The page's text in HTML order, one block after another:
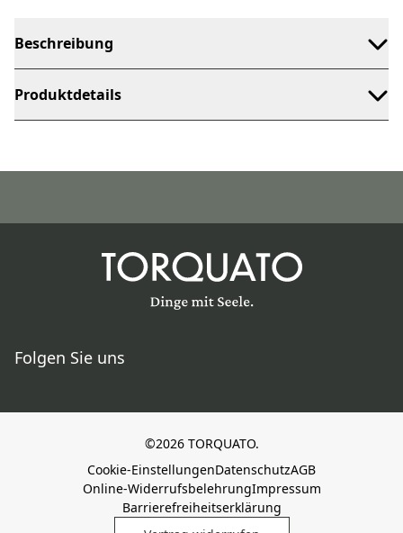
Beschreibung
Produktdetails
Folgen Sie uns
©2026 TORQUATO.
Cookie-EinstellungenDatenschutzAGB
Online-WiderrufsbelehrungImpressum
Barrierefreiheitserklärung